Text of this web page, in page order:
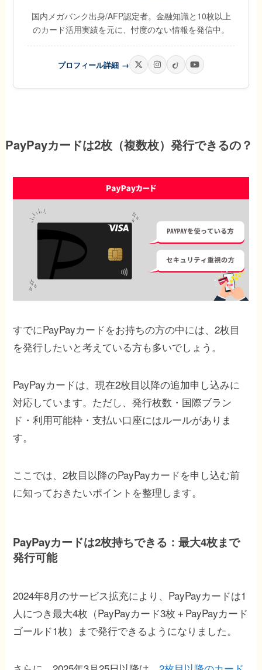
国内メガバンク出身/AFP認定者。金融知識と10枚以上
のカード活用実績を元に、忖度のない情報を発信中。
プロフィール詳細 →
PayPayカードは2枚（複数枚）発行できるの？
すでにPayPayカードをお持ちの方の中には、2枚目
を発行したいと考えている方も多いでしょう。
PayPayカードは、現在2枚目以降の追加申し込みに
対応しています。ただし、発行枚数・国際ブラン
ド・利用可能枠・支払い口座にはルールがありま
す。
ここでは、2枚目以降のPayPayカードを申し込む前
に知っておきたいポイントを整理します。
PayPayカードは2枚持ちできる：最大4枚まで
発行可能
2024年8月のサービス拡充により、PayPayカードは1
人につき最大4枚（PayPayカード3枚＋PayPayカード
ゴールド1枚）まで発行できるようになりました。